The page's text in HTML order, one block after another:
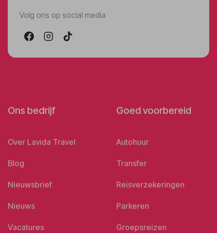
Volg ons op social media
Ons bedrijf
Over Lavida Travel
Blog
Nieuwsbrief
Nieuws
Vacatures
Goed voorbereid
Autohuur
Transfer
Reisverzekeringen
Parkeren
Groepsreizen